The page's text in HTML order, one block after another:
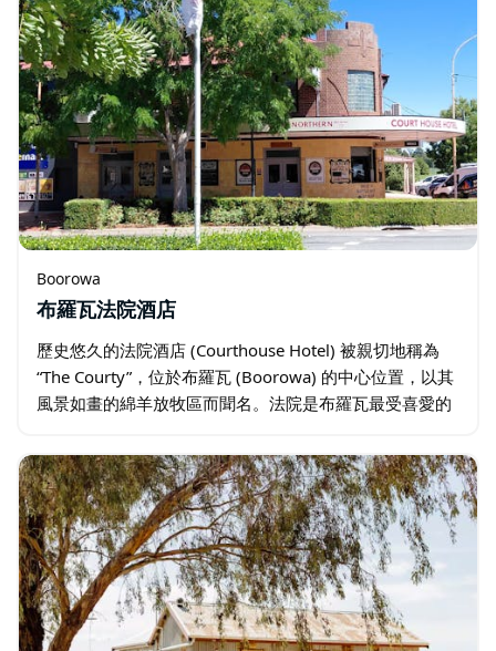
Boorowa
布羅瓦法院酒店
歷史悠久的法院酒店 (Courthouse Hotel) 被親切地稱為
“The Courty”，位於布羅瓦 (Boorowa) 的中心位置，以其
風景如畫的綿羊放牧區而聞名。法院是布羅瓦最受喜愛的